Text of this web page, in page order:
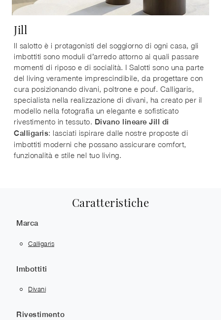
Jill
Il salotto è i protagonisti del soggiorno di ogni casa, gli
imbottiti sono moduli d’arredo attorno ai quali passare
momenti di riposo e di socialità. I Salotti sono una parte
del living veramente imprescindibile, da progettare con
cura posizionando divani, poltrone e pouf. Calligaris,
specialista nella realizzazione di divani, ha creato per il
modello nella fotografia un elegante e sofisticato
rivestimento in tessuto. Divano lineare Jill di
Calligaris: lasciati ispirare dalle nostre proposte di
imbottiti moderni che possano assicurare comfort,
funzionalità e stile nel tuo living.
Caratteristiche
Marca
Calligaris
Imbottiti
Divani
Rivestimento